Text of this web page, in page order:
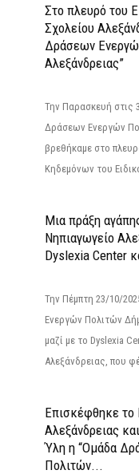
Στο πλευρό του
Σχολείου
Δράσεων
Αλεξάνδρειας”
Την Παρασκευή
Δράσεων Ενεργών
βρεθήκαμε στο
Κηδεμόνων του
Μια πράξη
Νηπιαγωγείο
Dyslexia Center
Την Πέμπτη 23/10/
Ενεργών Πολιτών
μαζί με το Dyslexia
Αλεξάνδρειας, που
Επισκέφθηκε το
Αλεξάνδρειας
Ύλη η “Ομάδα
Πολιτών...